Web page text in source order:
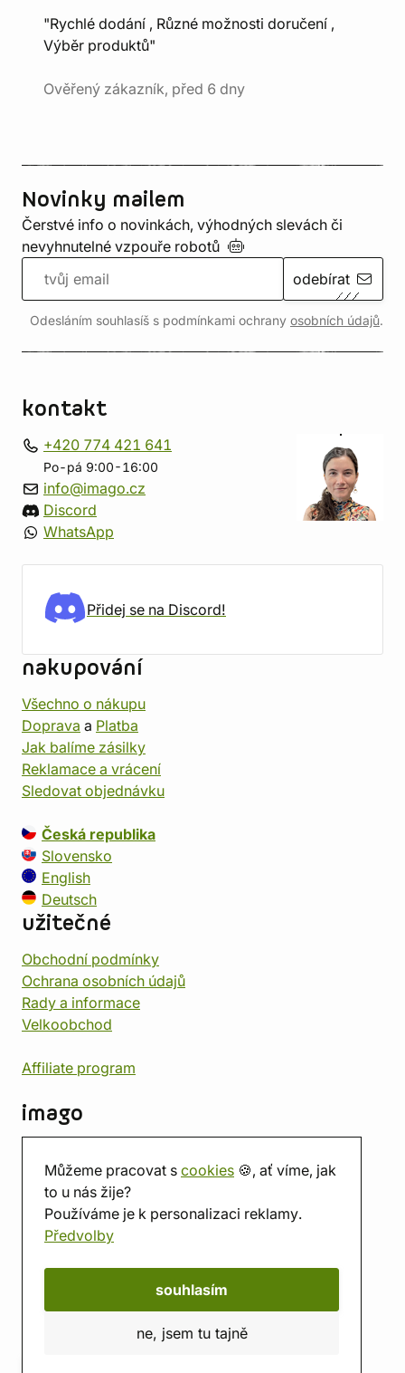
Můžeme pracovat s cookies 🍪, ať víme, jak
to u nás žije?
Používáme je k personalizaci reklamy.
Předvolby
souhlasím
ne, jsem tu tajně
"Rychlé dodání , Různé možnosti doručení ,
Výběr produktů"
Ověřený zákazník, před 6 dny
Novinky mailem
Čerstvé info o novinkách, výhodných slevách či
nevyhnutelné vzpouře robotů
odebírat
Odesláním souhlasíš s podmínkami ochrany osobních údajů.
kontakt
+420 774 421 641
Po-pá 9:00-16:00
info@imago.cz
Discord
WhatsApp
Přidej se na Discord!
nakupování
Všechno o nákupu
Doprava a Platba
Jak balíme zásilky
Reklamace a vrácení
Sledovat objednávku
Česká republika
Slovensko
English
Deutsch
užitečné
Obchodní podmínky
Ochrana osobních údajů
Rady a informace
Velkoobchod
Affiliate program
imago
Prodejna
Herna
O nás
Hodnocení obchodu